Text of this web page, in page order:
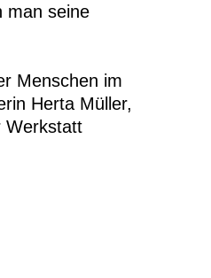
man seine
Menschen im
Herta Müller,
Werkstatt